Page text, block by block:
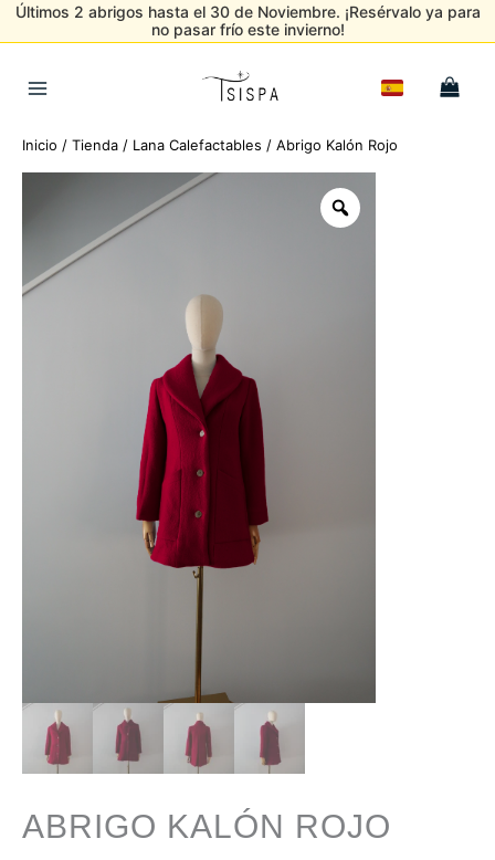
Últimos 2 abrigos hasta el 30 de Noviembre. ¡Resérvalo ya para
no pasar frío este invierno!
Menu
Inicio / Tienda / Lana Calefactables / Abrigo Kalón Rojo
ABRIGO KALÓN ROJO